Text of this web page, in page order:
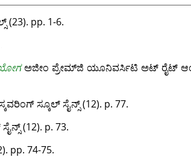
pp. 1-6.
ಅಜೀಂ ಪ್ರೇಮ್‌ಜಿ ಯೂನಿವರ್ಸಿಟಿ ಅಟ್‌ ರೈಟ್‌
ಸ್ಕೂಲ್‌ ಸೈನ್ಸ್‌ (12). p. 77.
(12). p. 73.
pp. 74-75.